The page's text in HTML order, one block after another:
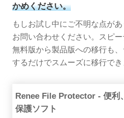
かめください。
もしお試し中にご不明な点が
お問い合わせください。スピー
無料版から製品版への移行も
するだけでスムーズに移行でき
Renee File Protector - 便利
保護ソフト